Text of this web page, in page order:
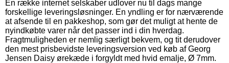
En række internet selskaber udlover nu til dags mange
forskellige leveringsløsninger. En yndling er for nærværende
at afsende til en pakkeshop, som gør det muligt at hente de
nyindkøbte varer når det passer ind i din hverdag.
Fragtmuligheden er nemlig særligt bekvem, og tit derudover
den mest prisbevidste leveringsversion ved køb af Georg
Jensen Daisy ørekæde i forgyldt med hvid emalje, Ø 7mm.